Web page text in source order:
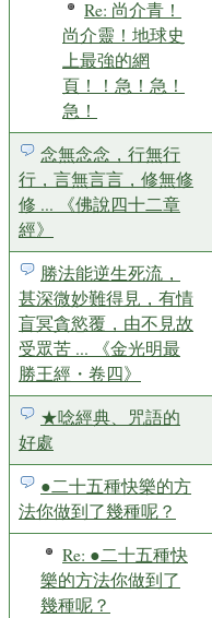
Re: 尚介青！
尚介靈！地球史
上最強的網
頁！！急！急！
急！
念無念念，行無行
行，言無言言，修無修
修 ... 《佛說四十二章
經》
勝法能逆生死流，
甚深微妙難得見，有情
盲冥貪慾覆，由不見故
受眾苦 ... 《金光明最
勝王經・卷四》
★唸經典、咒語的
好處
●二十五種快樂的方
法你做到了幾種呢？
Re: ●二十五種快
樂的方法你做到了
幾種呢？